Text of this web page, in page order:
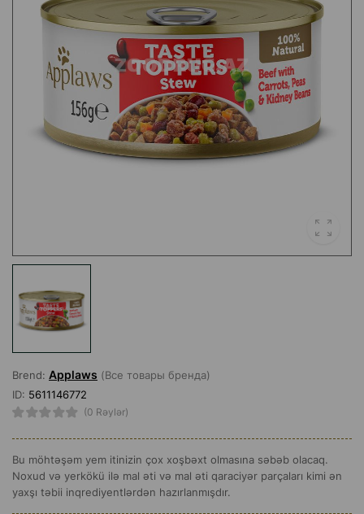
Brend: Applaws (Все товары бренда)
ID: 5611146772
(0 Rəylər)
Bu möhtəşəm yem itinizin çox xoşbəxt olmasına səbəb olacaq.
Noxud və yerkökü ilə mal əti və mal əti qaraciyər parçaları kimi ən
yaxşı təbii inqrediyentlərdən hazırlanmışdır.